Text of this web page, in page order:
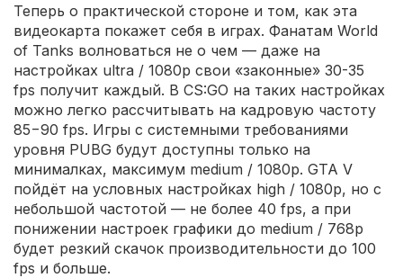
Теперь о практической стороне и том, как эта
видеокарта покажет себя в играх. Фанатам World
of Tanks волноваться не о чем — даже на
настройках ultra / 1080p свои «законные» 30-35
fps получит каждый. В CS:GO на таких настройках
можно легко рассчитывать на кадровую частоту
85−90 fps. Игры с системными требованиями
уровня PUBG будут доступны только на
минималках, максимум medium / 1080p. GTA V
пойдёт на условных настройках high / 1080p, но с
небольшой частотой — не более 40 fps, а при
понижении настроек графики до medium / 768p
будет резкий скачок производительности до 100
fps и больше.